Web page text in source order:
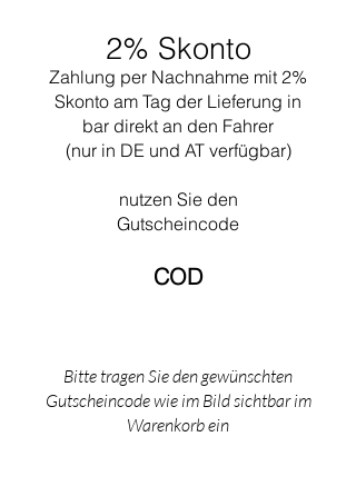
diese Stadt. 1965 starb er beim Schwimmen in
der Nähe seines Cabanon in Saint Martin
(Südfrankreich).
2% Skonto
Zahlung per Nachnahme mit 2%
Skonto am Tag der Lieferung in
bar direkt an den Fahrer
(nur in DE und AT verfügbar)
nutzen Sie den
Gutscheincode
COD​
Bitte tragen Sie den gewünschten
Gutscheincode wie im Bild sichtbar im
Warenkorb ein